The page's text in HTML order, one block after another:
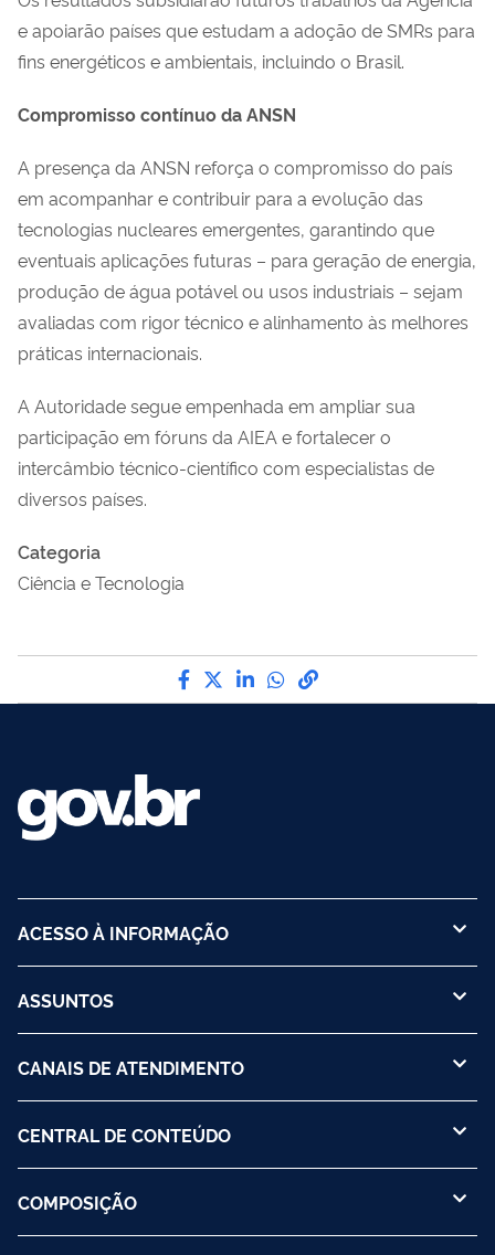
e apoiarão países que estudam a adoção de SMRs para
fins energéticos e ambientais, incluindo o Brasil.
Compromisso contínuo da ANSN
A presença da ANSN reforça o compromisso do país
em acompanhar e contribuir para a evolução das
tecnologias nucleares emergentes, garantindo que
eventuais aplicações futuras – para geração de energia,
produção de água potável ou usos industriais – sejam
avaliadas com rigor técnico e alinhamento às melhores
práticas internacionais.
A Autoridade segue empenhada em ampliar sua
participação em fóruns da AIEA e fortalecer o
intercâmbio técnico-científico com especialistas de
diversos países.
Categoria
Ciência e Tecnologia
Compartilhe por Facebook
Compartilhe por Twitter
Compartilhe por
Compartilhe por
link para Copiar
ACESSO À INFORMAÇÃO
ASSUNTOS
CANAIS DE ATENDIMENTO
CENTRAL DE CONTEÚDO
COMPOSIÇÃO